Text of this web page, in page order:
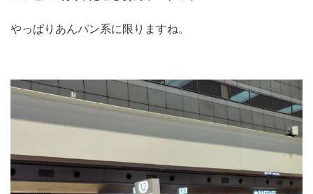
やっぱりあんパン系に限りますね。